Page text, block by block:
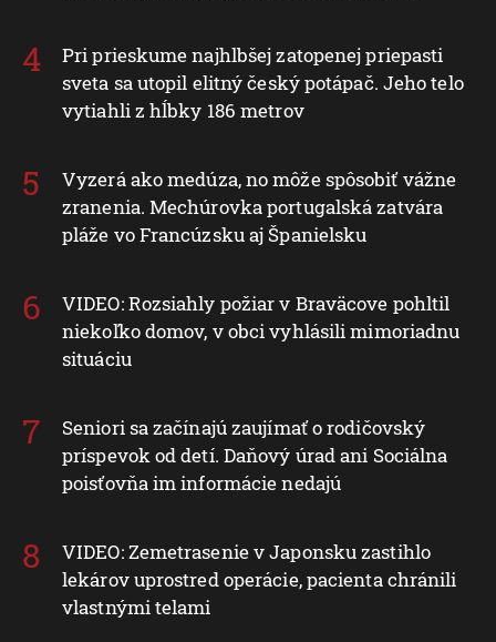
Pri prieskume najhlbšej zatopenej priepasti
sveta sa utopil elitný český potápač. Jeho telo
vytiahli z hĺbky 186 metrov
Vyzerá ako medúza, no môže spôsobiť vážne
zranenia. Mechúrovka portugalská zatvára
pláže vo Francúzsku aj Španielsku
VIDEO: Rozsiahly požiar v Braväcove pohltil
niekoľko domov, v obci vyhlásili mimoriadnu
situáciu
Seniori sa začínajú zaujímať o rodičovský
príspevok od detí. Daňový úrad ani Sociálna
poisťovňa im informácie nedajú
VIDEO: Zemetrasenie v Japonsku zastihlo
lekárov uprostred operácie, pacienta chránili
vlastnými telami